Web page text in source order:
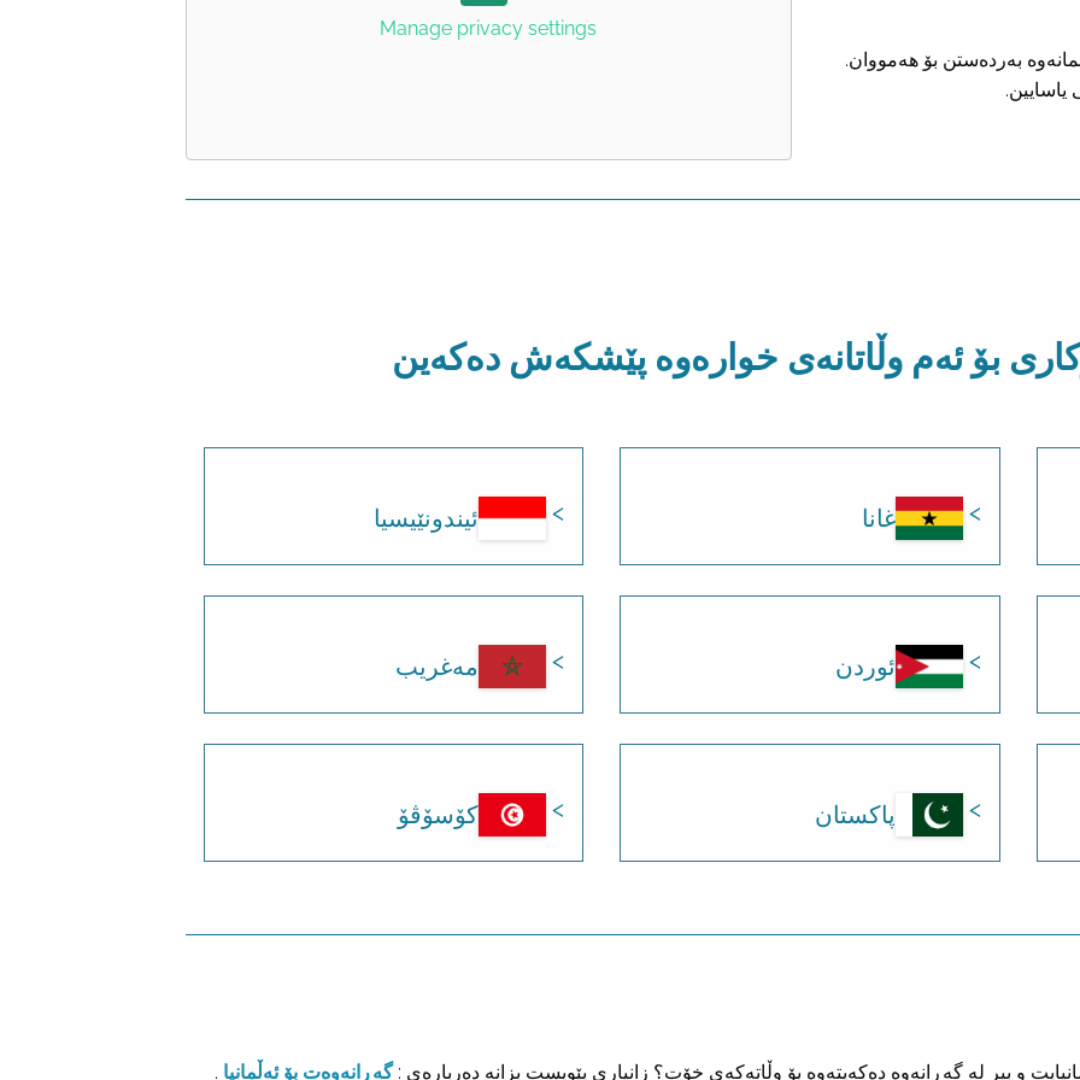
بەردەستن بۆ هەمووان.
یاسایین.
Manage privacy settings
بۆ ئەم وڵاتانەی خوارەوە پێشکەش دەکەین
غانا ئیندونێیسیا
ئوردن مەغریب
پاکستان کۆسۆڤۆ
و بیر لە گەڕانەوە دەکەیتەوە بۆ وڵاتەکەی خۆت؟ زانیاری پێویست بزانە دەربارەی :گەڕانەوەت بۆ ئەڵمانیا .